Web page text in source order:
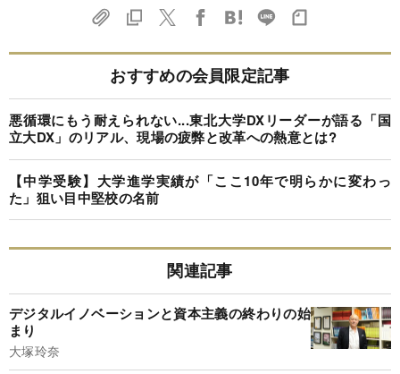
おすすめの会員限定記事
悪循環にもう耐えられない...東北大学DXリーダーが語る「国
立大DX」のリアル、現場の疲弊と改革への熱意とは?
【中学受験】大学進学実績が「ここ10年で明らかに変わっ
た」狙い目中堅校の名前
関連記事
デジタルイノベーションと資本主義の終わりの始
まり
大塚玲奈